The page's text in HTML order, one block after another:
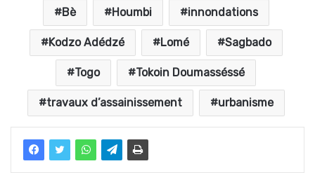
Bè Houmbi innondations
Kodzo Adédzé Lomé Sagbado
Togo Tokoin Doumasséssé
travaux d’assainissement urbanisme